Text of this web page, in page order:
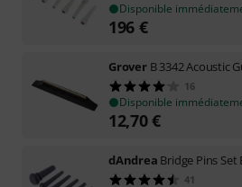
Disponible
196 €
Grover B 3342 Acoustic
16
Disponible
12,70€
dAndrea Bridge Pins Set
41